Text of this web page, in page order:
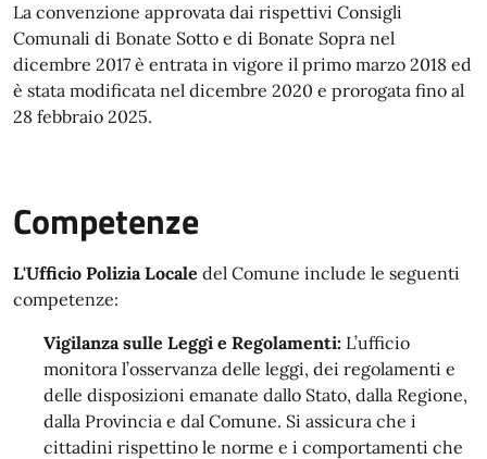
La convenzione approvata dai rispettivi Consigli
Comunali di Bonate Sotto e di Bonate Sopra nel
dicembre 2017 è entrata in vigore il primo marzo 2018 ed
è stata modificata nel dicembre 2020 e prorogata fino al
28 febbraio 2025.
Competenze
L'Ufficio Polizia Locale del Comune include le seguenti
competenze:
Vigilanza sulle Leggi e Regolamenti: L’ufficio
monitora l’osservanza delle leggi, dei regolamenti e
delle disposizioni emanate dallo Stato, dalla Regione,
dalla Provincia e dal Comune. Si assicura che i
cittadini rispettino le norme e i comportamenti che